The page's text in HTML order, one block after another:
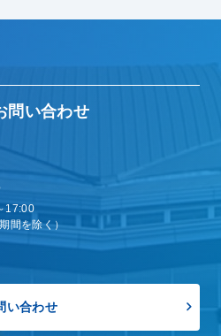
問い合わせ
17:00
間を除く）
い合わせ